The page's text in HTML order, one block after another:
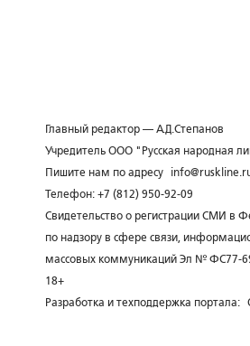
Главный редактор — А.Д.Степанов
Учредитель ООО "Русская народная
Пишите нам по адресу
Телефон: +7 (812) 950-92-09
Свидетельство о регистрации СМИ в
по надзору в сфере связи,
массовых коммуникаций Эл № ФС77-
18+
Разработка и техподдержка портала: